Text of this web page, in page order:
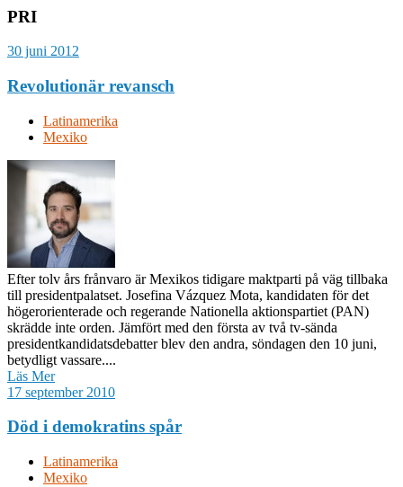
PRI
30 juni 2012
Revolutionär revansch
Latinamerika
Mexiko
Efter tolv års frånvaro är Mexikos tidigare maktparti på väg tillbaka
till presidentpalatset. Josefina Vázquez Mota, kandidaten för det
högerorienterade och regerande Nationella aktionspartiet (PAN)
skrädde inte orden. Jämfört med den första av två tv-sända
presidentkandidatsdebatter blev den andra, söndagen den 10 juni,
betydligt vassare....
Läs Mer
17 september 2010
Död i demokratins spår
Latinamerika
Mexiko